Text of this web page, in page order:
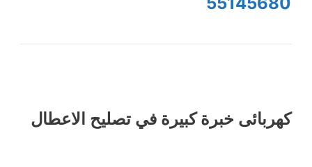
كهربائى خبرة كبيرة في تصليح الاعطال